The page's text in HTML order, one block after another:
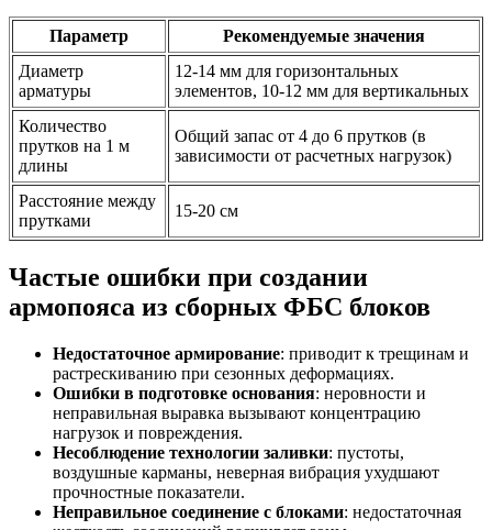
Параметр
Рекомендуемые значения
Диаметр
арматуры
12-14 мм для горизонтальных
элементов, 10-12 мм для вертикальных
Количество
прутков на 1 м
длины
Общий запас от 4 до 6 прутков (в
зависимости от расчетных нагрузок)
Расстояние между
прутками
15-20 см
Частые ошибки при создании
армопояса из сборных ФБС блоков
Недостаточное армирование: приводит к трещинам и
растрескиванию при сезонных деформациях.
Ошибки в подготовке основания: неровности и
неправильная выравка вызывают концентрацию
нагрузок и повреждения.
Несоблюдение технологии заливки: пустоты,
воздушные карманы, неверная вибрация ухудшают
прочностные показатели.
Неправильное соединение с блоками: недостаточная